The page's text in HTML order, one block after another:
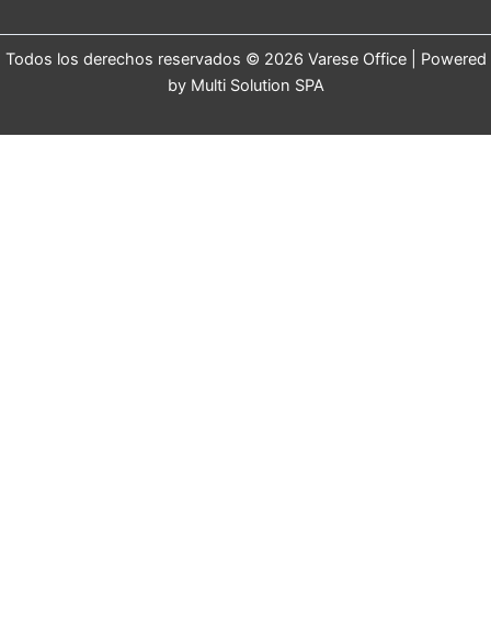
Todos los derechos reservados © 2026 Varese Office | Powered
by Multi Solution SPA